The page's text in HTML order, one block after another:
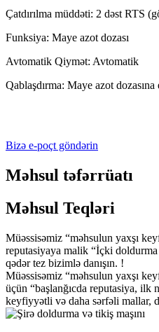
Çatdırılma müddəti: 2 dəst RTS
Funksiya: Maye azot dozası
Avtomatik Qiymət: Avtomatik
Qablaşdırma: Maye azot
Bizə e-poçt göndərin
Məhsul təfərrüatı
Məhsul Teqləri
Müəssisəmiz “məhsulun yaxşı
reputasiyaya malik “İçki
qədər tez bizimlə danışın. !
Müəssisəmiz “məhsulun yaxşı
üçün “başlanğıcda reputasiya, ilk
keyfiyyətli və daha sərfəli mallar,